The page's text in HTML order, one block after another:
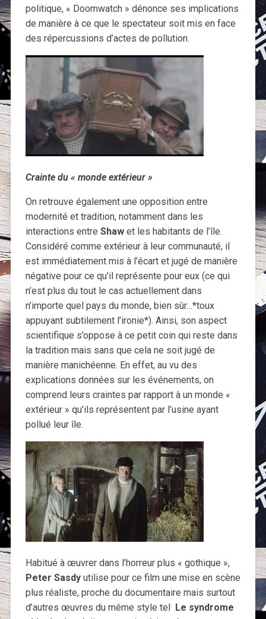
politique, « Doomwatch » dénonce ses implications
de manière à ce que le spectateur soit mis en face
des répercussions d’actes de pollution.
Crainte du « monde extérieur »
On retrouve également une opposition entre
modernité et tradition, notamment dans les
interactions entre Shawet les habitants de l’île.
Considéré comme extérieur à leur communauté, il
est immédiatement mis à l’écart et jugé de manière
négative pour ce qu’il représente pour eux (ce qui
n’est plus du tout le cas actuellement dans
n’importe quel pays du monde, bien sûr…*toux
appuyant subtilement l’ironie*). Ainsi, son aspect
scientifique s’oppose à ce petit coin qui reste dans
la tradition mais sans que cela ne soit jugé de
manière manichéenne. En effet, au vu des
explications données sur les événements, on
comprend leurs craintes par rapport à un monde «
extérieur » qu’ils représentent par l’usine ayant
pollué leur île.
Habitué à œuvrer dans l’horreur plus « gothique »,
Peter Sasdyutilise pour ce film une mise en scène
plus réaliste, proche du documentaire mais surtout
d’autres œuvres du même style tel Le syndrome